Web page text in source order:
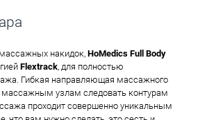
накидок, HoMedics Full Body
Flextrack, для полностью
Гибкая направляющая массажного
массажным узлам следовать контурам
проходит совершенно уникальным